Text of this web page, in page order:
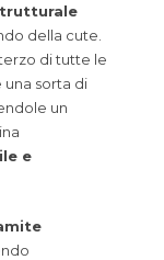
della cute.
di tutte le
una sorta di
un
e